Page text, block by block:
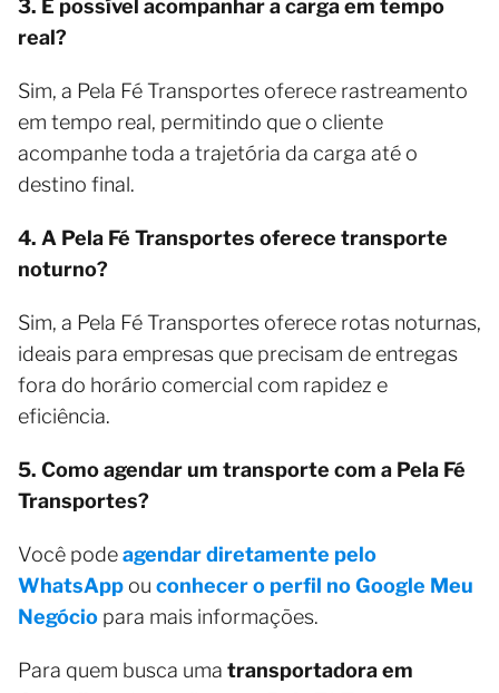
3. É possível acompanhar a carga em tempo
real?
Sim, a Pela Fé Transportes oferece rastreamento
em tempo real, permitindo que o cliente
acompanhe toda a trajetória da carga até o
destino final.
4. A Pela Fé Transportes oferece transporte
noturno?
Sim, a Pela Fé Transportes oferece rotas noturnas,
ideais para empresas que precisam de entregas
fora do horário comercial com rapidez e
eficiência.
5. Como agendar um transporte com a Pela Fé
Transportes?
Você podeagendar diretamente pelo
WhatsApp ou conhecer o perfil no Google Meu
Negócio para mais informações.
Para quem busca uma transportadora em